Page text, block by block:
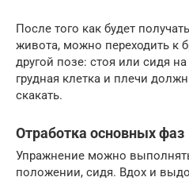
После того как будет
живота, можно переходить
другой позе: стоя или сидя
грудная клетка и плечи
скакать.
Отработка основных фаз
Упражнение можно
положении, сидя. Вдох и